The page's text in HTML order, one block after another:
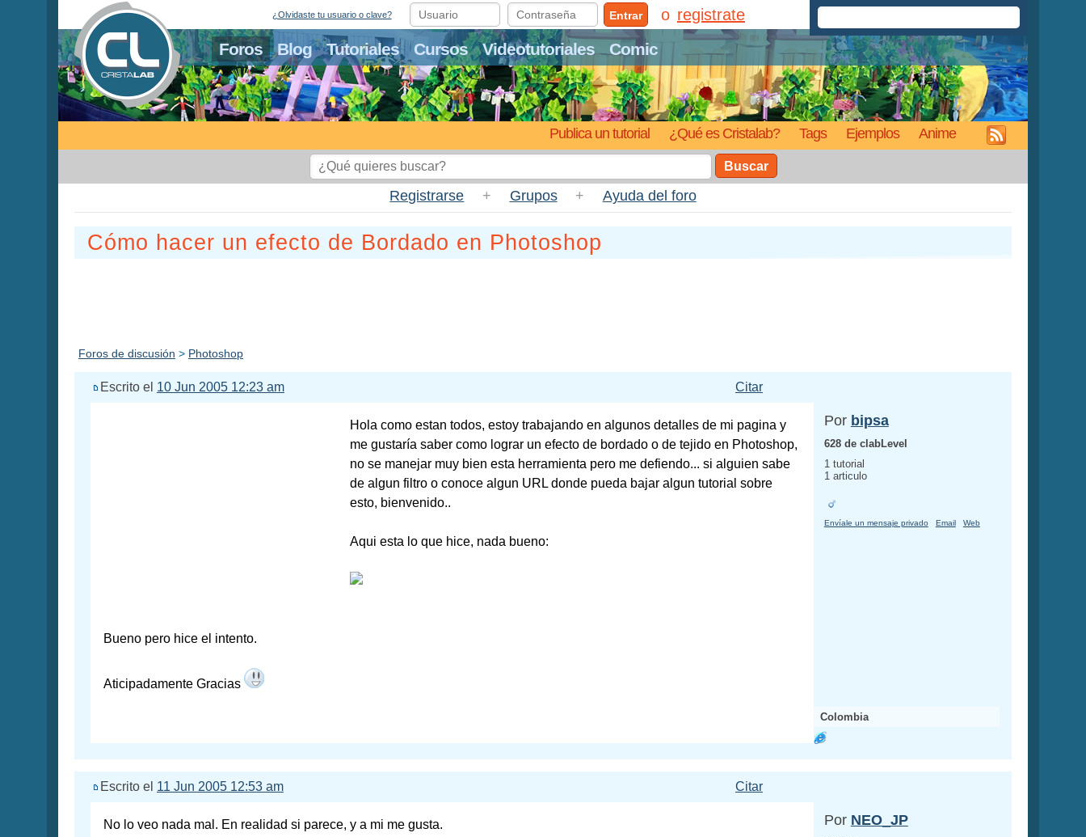
Foros Blog Tutoriales Cursos Videotutoriales Comic
Publica un tutorial ¿Qué es Cristalab? Tags Ejemplos Anime
¿Olvidaste tu usuario o clave? Entrar registrate
Buscar
Registrarse + Grupos + Ayuda del foro
Cómo hacer un efecto de Bordado en Photoshop
Foros de discusión > Photoshop
Citar
Escrito el 10 Jun 2005 12:23 am
Hola como estan todos, estoy trabajando en algunos detalles de mi pagina y
me gustaría saber como lograr un efecto de bordado o de tejido en Photoshop,
no se manejar muy bien esta herramienta pero me defiendo... si alguien sabe
de algun filtro o conoce algun URL donde pueda bajar algun tutorial sobre
esto, bienvenido..
Aqui esta lo que hice, nada bueno:
Bueno pero hice el intento.
Aticipadamente Gracias
Por bipsa
628 de clabLevel
1 tutorial
1 articulo
Envíale un mensaje privado Email Web
Colombia
Citar
Escrito el 11 Jun 2005 12:53 am
No lo veo nada mal. En realidad si parece, y a mi me gusta. Por NEO_JP